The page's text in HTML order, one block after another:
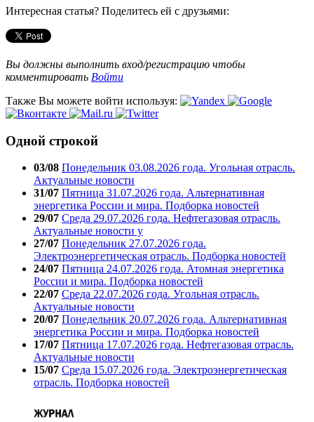
Интересная статья? Поделитесь ей с друзьями:
Вы должны выполнить вход/регистрацию чтобы
комментировать Войти
Также Вы можете войти используя:
Одной строкой
03/08 Понедельник 03.08.2026 года. Угольная отрасль.
Актуальные новости
31/07 Пятница 31.07.2026 года. Альтернативная
энергетика России и мира. Подборка новостей
29/07 Среда 29.07.2026 года. Нефтегазовая отрасль.
Актуальные новости у
27/07 Понедельник 27.07.2026 года.
Электроэнергетическая отрасль. Подборка новостей
24/07 Пятница 24.07.2026 года. Атомная энергетика
России и мира. Подборка новостей
22/07 Среда 22.07.2026 года. Угольная отрасль.
Актуальные новости
20/07 Понедельник 20.07.2026 года. Альтернативная
энергетика России и мира. Подборка новостей
17/07 Пятница 17.07.2026 года. Нефтегазовая отрасль.
Актуальные новости
15/07 Среда 15.07.2026 года. Электроэнергетическая
отрасль. Подборка новостей